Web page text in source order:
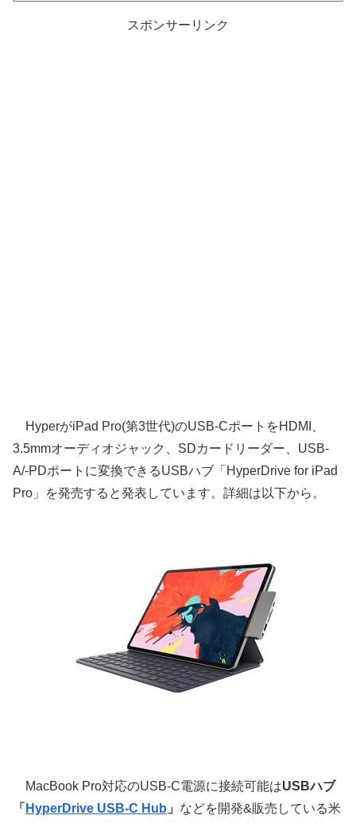
スポンサーリンク
HyperがiPad Pro(第3世代)のUSB-CポートをHDMI、
3.5mmオーディオジャック、SDカードリーダー、USB-
A/-PDポートに変換できるUSBハブ「HyperDrive for iPad
Pro」を発売すると発表しています。詳細は以下から。
MacBook Pro対応のUSB-C電源に接続可能はUSBハブ
「 HyperDrive USB-C Hub 」 などを開発&販売している米